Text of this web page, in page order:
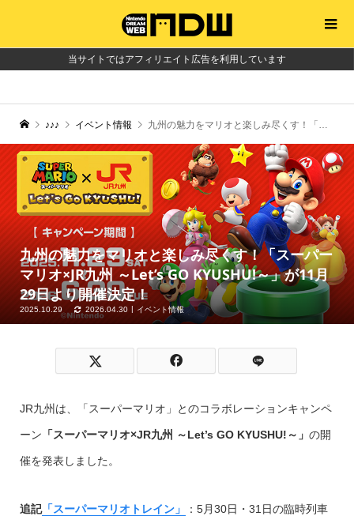
当サイトではアフィリエイト広告を利用しています
♪♪♪ イベント情報 九州の魅力をマリオと楽しみ尽くす！「スーパーマリオ×JR九州 ～Let’s GO KYUSHU!～」が11月29日より開催決定！
九州の魅力をマリオと楽しみ尽くす！「スーパー
マリオ×JR九州 ～Let’s GO KYUSHU!～」が11月
29日より開催決定！
2025.10.29 2026.04.30 イベント情報
JR九州は、「スーパーマリオ」とのコラボレーションキャンペ
ーン 「スーパーマリオ×JR九州 ～Let’s GO KYUSHU!～」 の開
催を発表しました。
追記「スーパーマリオトレイン」 ：5月30日・31日の臨時列車